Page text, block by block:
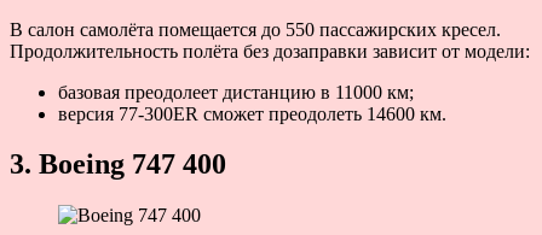
В салон самолёта помещается до 550 пассажирских кресел.
Продолжительность полёта без дозаправки зависит от модели:
базовая преодолеет дистанцию в 11000 км;
версия 77-300ER сможет преодолеть 14600 км.
3. Boeing 747 400